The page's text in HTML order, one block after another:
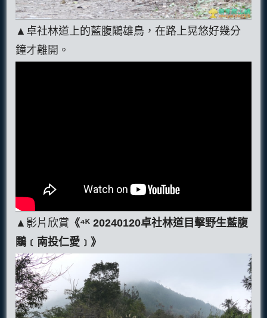
▲卓社林道上的藍腹鷴雄鳥，在路上晃悠好幾分
鐘才離開。
▲影片欣賞 《⁴ᴷ 20240120卓社林道目擊野生藍腹
鷴﹝南投仁愛﹞》